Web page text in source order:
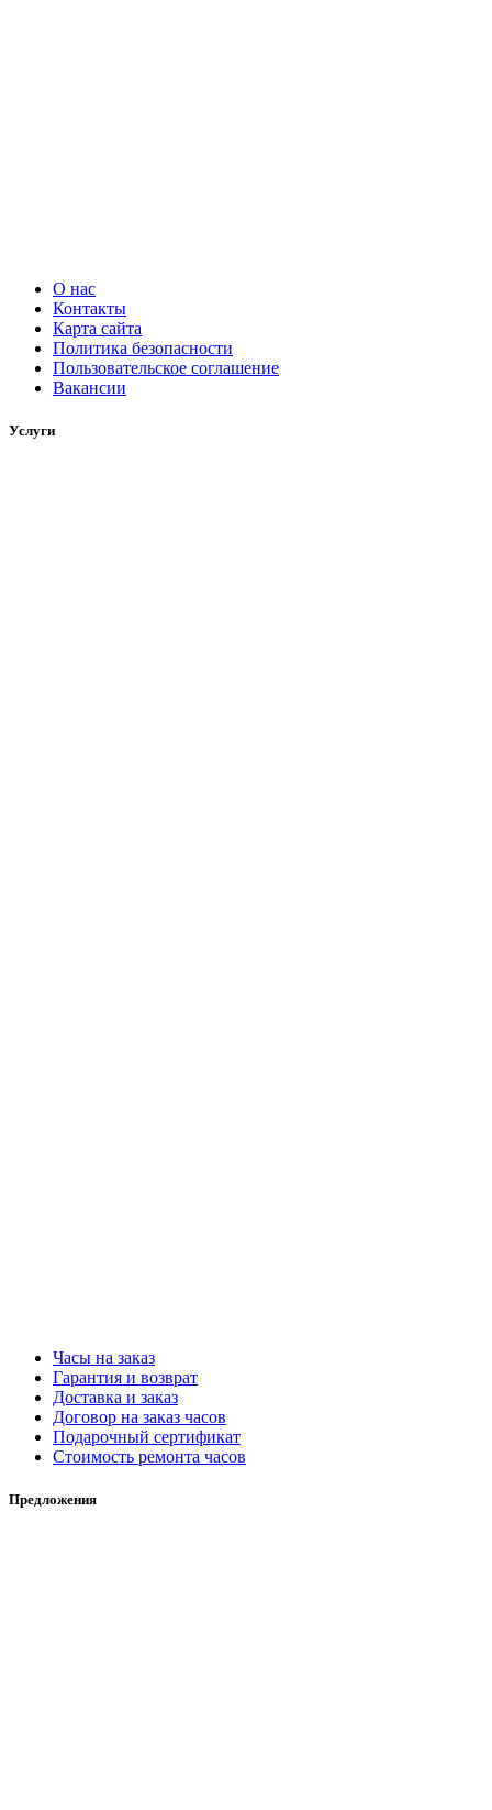
О нас
Контакты
Карта сайта
Политика безопасности
Пользовательское соглашение
Вакансии
Услуги
Часы на заказ
Гарантия и возврат
Доставка и заказ
Договор на заказ часов
Подарочный сертификат
Стоимость ремонта часов
Предложения